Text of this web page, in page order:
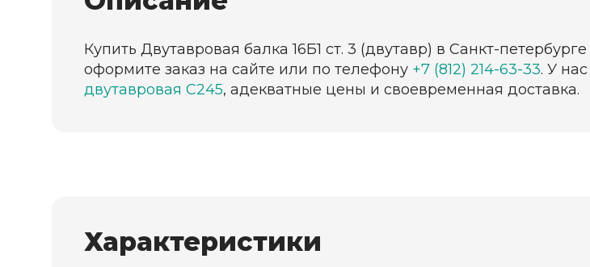
Купить Двутавровая балка 16Б1 ст. 3 (двутавр) в Санкт-
оформите заказ на сайте или по телефону +7 (812) 214-63-33. У
двутавровая С245, адекватные цены и своевременная доставка.
Характеристики